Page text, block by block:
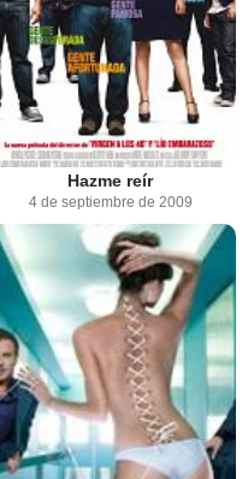
Hazme reír
4 de septiembre de 2009